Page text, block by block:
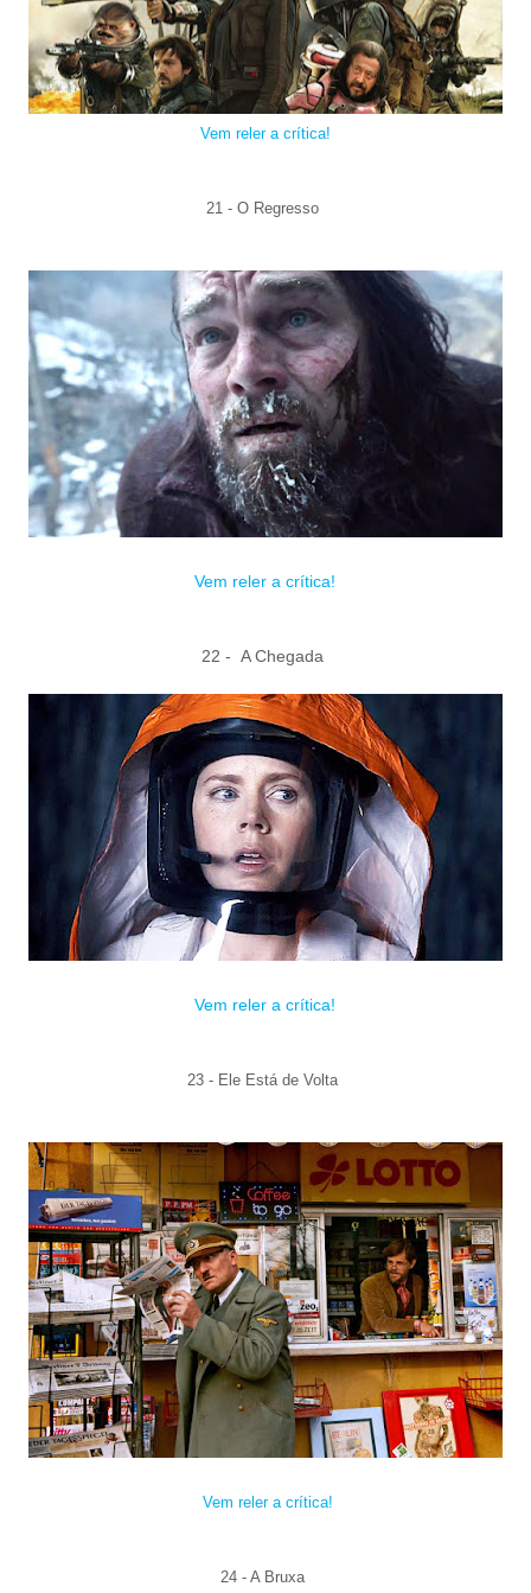
Vem reler a crítica!
21 - O Regresso
Vem reler a crítica!
22 - A Chegada
Vem reler a crítica!
23 - Ele Está de Volta
Vem reler a crítica!
24 - A Bruxa